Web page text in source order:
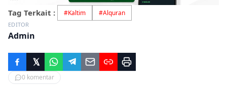
Tag Terkait : #Kaltim #Alquran
EDITOR
Admin
0 komentar